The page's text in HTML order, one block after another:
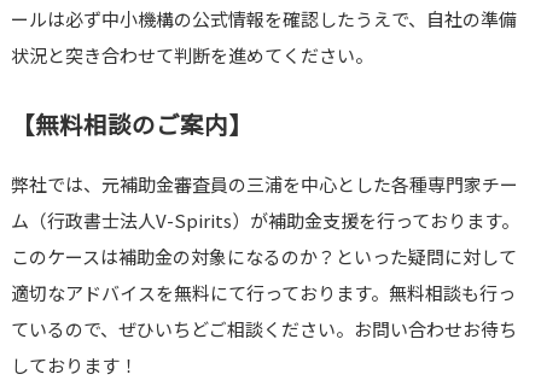
ールは必ず中小機構の公式情報を確認したうえで、自社の準備
状況と突き合わせて判断を進めてください。
【無料相談のご案内】
弊社では、元補助金審査員の三浦を中心とした各種専門家チー
ム（行政書士法人V-Spirits）が補助金支援を行っております。
このケースは補助金の対象になるのか？といった疑問に対して
適切なアドバイスを無料にて行っております。無料相談も行っ
ているので、ぜひいちどご相談ください。お問い合わせお待ち
しております！